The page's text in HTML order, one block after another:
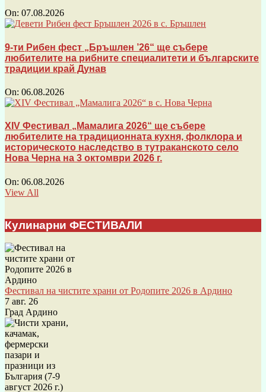
On: 07.08.2026
9-ти Рибен фест „Бръшлен ’26“ ще събере
любителите на рибните специалитети и българските
традиции край Дунав
On: 06.08.2026
XIV Фестивал „Мамалига 2026“ ще събере
любителите на традиционната кухня, фолклора и
историческото наследство в тутраканското село
Нова Черна на 3 октомври 2026 г.
On: 06.08.2026
View All
Кулинарни ФЕСТИВАЛИ
Фестивал на чистите храни от Родопите 2026 в Ардино
7 авг. 26
Град Ардино